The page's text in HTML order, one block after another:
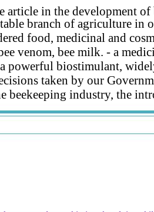
article in the development
branch of agriculture in
food, medicinal and
venom, bee milk. - a
powerful biostimulant,
taken by our
beekeeping industry, the